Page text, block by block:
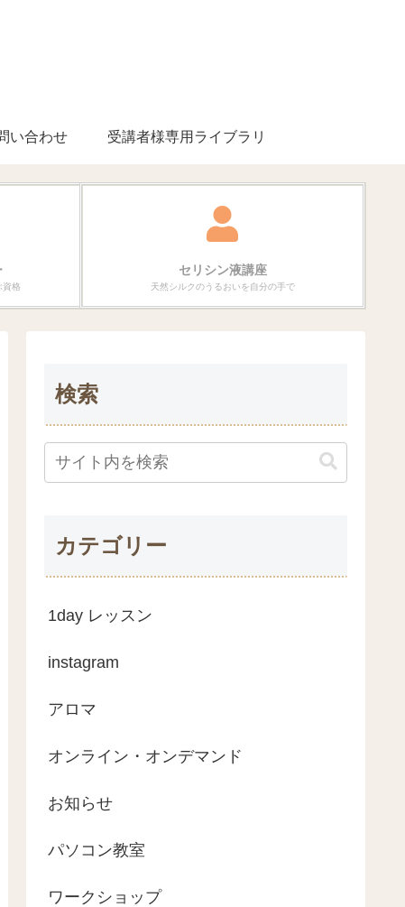
い合わせ 受講者様専用ライブラリ
資格
セリシン液講座
天然シルクのうるおいを自分の手で
検索
カテゴリー
1day レッスン
instagram
アロマ
オンライン・オンデマンド
お知らせ
パソコン教室
ワークショップ